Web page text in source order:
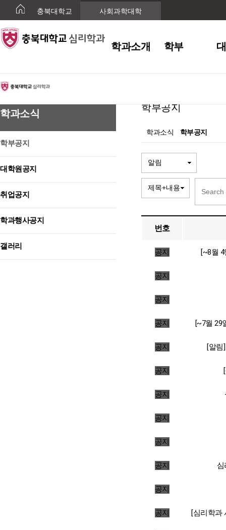
충북대학교 사회과학대학
학과소개 학부
학과소식
학부공지
대학원공지
취업공지
학과행사공지
갤러리
학부공지
학과소식 학부공지
번호
공지 [~8월
공지
공지
공지 [~7월 29
공지 [알림
공지
공지
공지
공지
공지
공지
공지 [심리학과